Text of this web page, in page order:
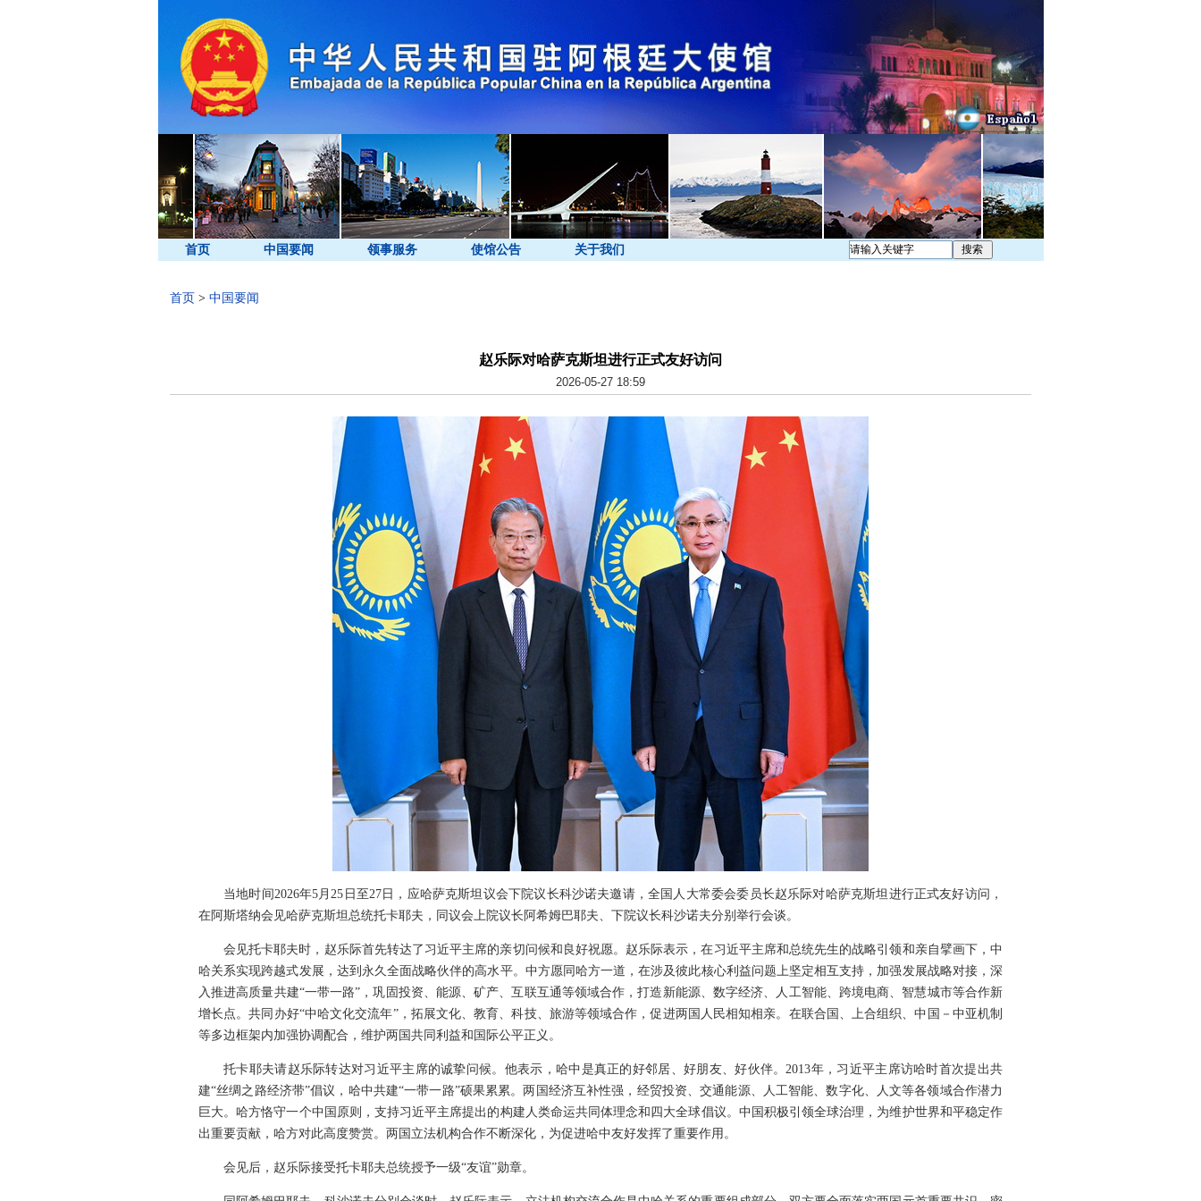
首页 中国要闻 领事服务 使馆公告 关于我们
首页 > 中国要闻
赵乐际对哈萨克斯坦进行正式友好访问
2026-05-27 18:59
当地时间2026年5月25日至27日，应哈萨克斯坦议会下院议长科沙诺夫邀请，全国人大常委会委员长赵乐际对哈萨克斯坦进行正式友好访问，
在阿斯塔纳会见哈萨克斯坦总统托卡耶夫，同议会上院议长阿希姆巴耶夫、下院议长科沙诺夫分别举行会谈。
会见托卡耶夫时，赵乐际首先转达了习近平主席的亲切问候和良好祝愿。赵乐际表示，在习近平主席和总统先生的战略引领和亲自擘画下，中
哈关系实现跨越式发展，达到永久全面战略伙伴的高水平。中方愿同哈方一道，在涉及彼此核心利益问题上坚定相互支持，加强发展战略对接，深
入推进高质量共建“一带一路”，巩固投资、能源、矿产、互联互通等领域合作，打造新能源、数字经济、人工智能、跨境电商、智慧城市等合作新
增长点。共同办好“中哈文化交流年”，拓展文化、教育、科技、旅游等领域合作，促进两国人民相知相亲。在联合国、上合组织、中国－中亚机制
等多边框架内加强协调配合，维护两国共同利益和国际公平正义。
托卡耶夫请赵乐际转达对习近平主席的诚挚问候。他表示，哈中是真正的好邻居、好朋友、好伙伴。2013年，习近平主席访哈时首次提出共
建“丝绸之路经济带”倡议，哈中共建“一带一路”硕果累累。两国经济互补性强，经贸投资、交通能源、人工智能、数字化、人文等各领域合作潜力
巨大。哈方恪守一个中国原则，支持习近平主席提出的构建人类命运共同体理念和四大全球倡议。中国积极引领全球治理，为维护世界和平稳定作
出重要贡献，哈方对此高度赞赏。两国立法机构合作不断深化，为促进哈中友好发挥了重要作用。
会见后，赵乐际接受托卡耶夫总统授予一级“友谊”勋章。